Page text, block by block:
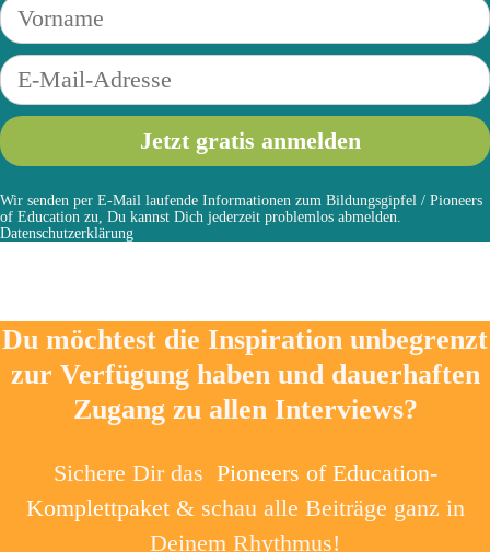
Wir senden per E-Mail laufende Informationen zum Bildungsgipfel / Pioneers
of Education zu, Du kannst Dich jederzeit problemlos abmelden.
Datenschutzerklärung
Du möchtest die Inspiration unbegrenzt
zur Verfügung haben und dauerhaften
Zugang zu allen Interviews?
Sichere Dir das Pioneers of Education-
Komplettpaket& schau alle Beiträge ganz in
Deinem Rhythmus!